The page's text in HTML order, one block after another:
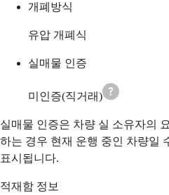
개폐방식
유압 개폐식
실매물 인증
미인증(직거래)
실매물 인증은 차량 실 소유자의
하는 경우 현재 운행 중인 차량일
표시됩니다.
적재함 정보